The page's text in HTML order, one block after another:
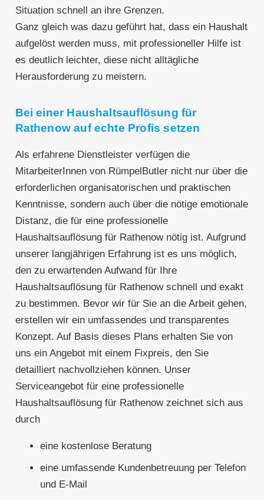
Situation schnell an ihre Grenzen.
Ganz gleich was dazu geführt hat, dass ein Haushalt
aufgelöst werden muss, mit professioneller Hilfe ist
es deutlich leichter, diese nicht alltägliche
Herausforderung zu meistern.
Bei einer Haushaltsauflösung für
Rathenow auf echte Profis setzen
Als erfahrene Dienstleister verfügen die
MitarbeiterInnen von RümpelButler nicht nur über die
erforderlichen organisatorischen und praktischen
Kenntnisse, sondern auch über die nötige emotionale
Distanz, die für eine professionelle
Haushaltsauflösung für Rathenow nötig ist. Aufgrund
unserer langjährigen Erfahrung ist es uns möglich,
den zu erwartenden Aufwand für Ihre
Haushaltsauflösung für Rathenow schnell und exakt
zu bestimmen. Bevor wir für Sie an die Arbeit gehen,
erstellen wir ein umfassendes und transparentes
Konzept. Auf Basis dieses Plans erhalten Sie von
uns ein Angebot mit einem Fixpreis, den Sie
detailliert nachvollziehen können. Unser
Serviceangebot für eine professionelle
Haushaltsauflösung für Rathenow zeichnet sich aus
durch
eine kostenlose Beratung
eine umfassende Kundenbetreuung per Telefon
und E-Mail